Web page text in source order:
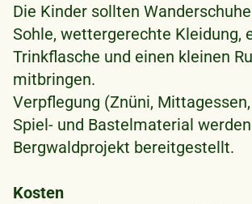
Die Kinder sollten
Sohle, wettergerechte Kleidung,
Trinkflasche und einen kleinen
mitbringen.
Verpflegung (Znüni,
Spiel- und Bastelmaterial
Bergwaldprojekt bereitgestellt.
Kosten